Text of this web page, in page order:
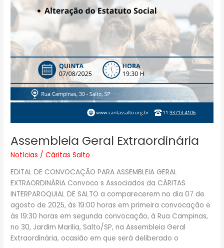
Assembleia Geral Extraordinária
Notícias /Cáritas Salto
EDITAL DE CONVOCAÇÃO PARA ASSEMBLEIA GERAL
EXTRAORDINÁRIA Convoco s Associados da CÁRITAS
INTERPAROQUIAL DE SALTO a comparecerem no dia 07 de
agosto de 2025, às 19:00 horas em primeira convocação e
às 19:30 horas em segunda convocação, à Rua Campinas,
no 30, Jardim Marilia, Salto/SP, na Assembleia Geral
Extraordinária, ocasião em que será deliberado o